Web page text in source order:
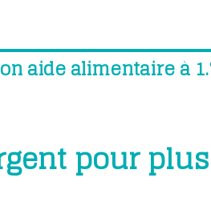
aide alimentaire à
pour